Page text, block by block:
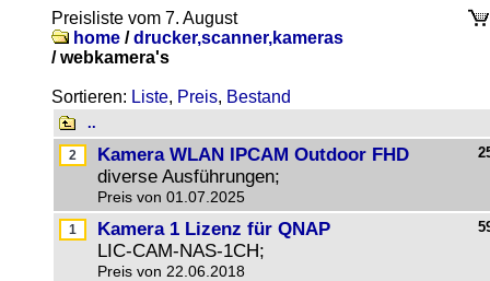
Preisliste vom 7. August
home /drucker,scanner,kameras
/webkamera's
Sortieren: Liste, Preis, Bestand
..
Kamera WLAN IPCAM Outdoor FHD
diverse Ausführungen;
Preis von 01.07.2025
Kamera 1 Lizenz für QNAP
LIC-CAM-NAS-1CH;
Preis von 22.06.2018